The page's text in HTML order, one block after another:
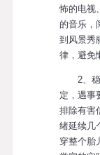
怖的电视
的音乐，
到风景秀
律，避免
2、稳
定，遇事
排除有害
绪延续几
穿整个胎